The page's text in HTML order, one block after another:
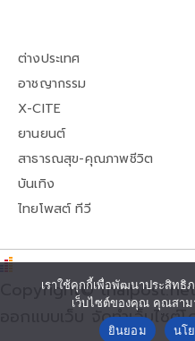
ต่างประเทศ
อาชญากรรม
X-CITE
ยานยนต์
สาธารณสุข-คุณภาพชีวิต
บันเทิง
ไทยโพสต์ ทีวี
Copyright©
ออกแบบเว็บ จัดทำเว็บไซต์
เราใช้คุกกี้เพื่อพัฒนาประสิทธิ
เว็บไซต์ของคุณ คุณสาม
ยินยอม
นโ